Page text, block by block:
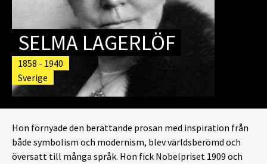
SELMA LAGERLÖF
1858 - 1940
Sverige
Hon förnyade den berättande prosan med inspiration från
både symbolism och modernism, blev världsberömd och
översatt till många språk. Hon fick Nobelpriset 1909 och